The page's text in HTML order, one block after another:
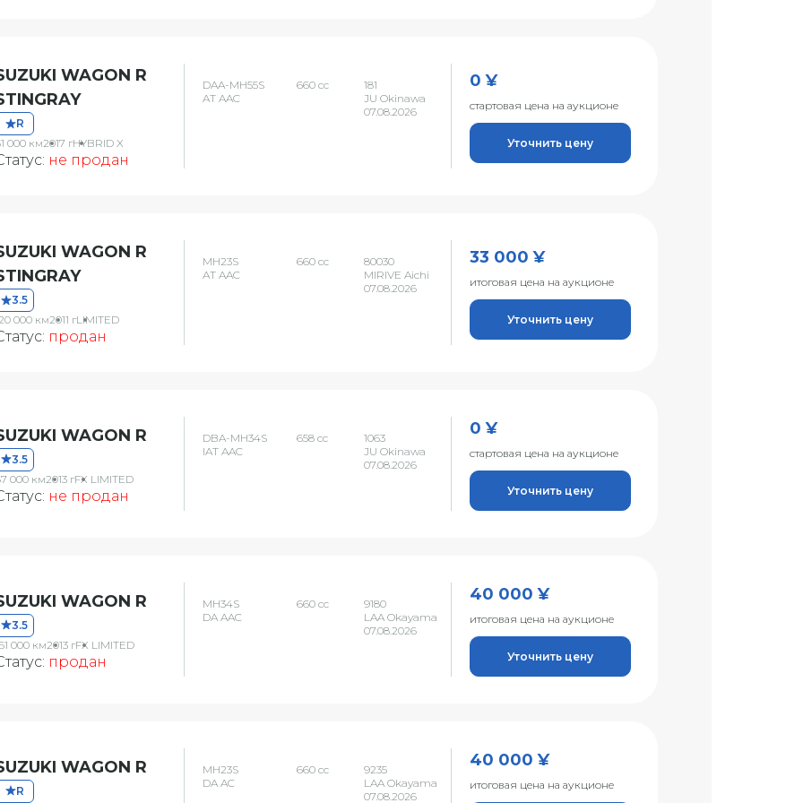
WAGON R
R
000 км2017 гHYBRID X
не продан
DAA-MH55S
AT AAC
660 сс
181
JU Okinawa
07.08.2026
0 ¥
стартовая цена на аукционе
Уточнить цену
WAGON R
3.5
000 км2011 гLIMITED
продан
MH23S
AT AAC
660 сс
80030
MIRIVE Aichi
07.08.2026
33 000 ¥
итоговая цена на аукционе
Уточнить цену
WAGON R
3.5
000 км2013 гFX LIMITED
не продан
DBA-MH34S
IAT AAC
658 сс
1063
JU Okinawa
07.08.2026
0 ¥
стартовая цена на аукционе
Уточнить цену
WAGON R
3.5
000 км2013 гFX LIMITED
продан
MH34S
DA AAC
660 сс
9180
LAA Okayama
07.08.2026
40 000 ¥
итоговая цена на аукционе
Уточнить цену
WAGON R
R
MH23S
DA AC
660 сс
9235
LAA Okayama
07.08.2026
40 000 ¥
итоговая цена на аукционе